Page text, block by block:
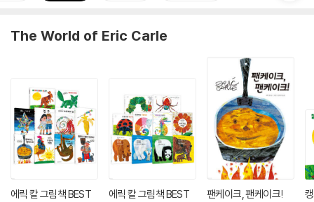
The World of Eric Carle
에릭 칼 그림책 BEST
에릭 칼 그림책 BEST
팬케이크, 팬케이크!